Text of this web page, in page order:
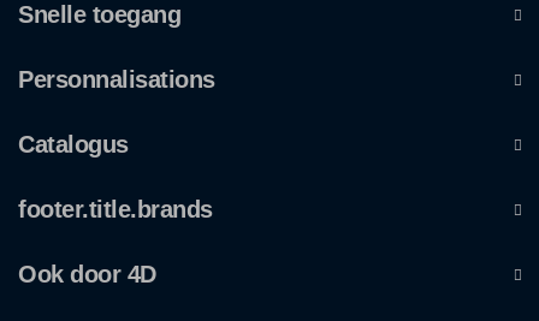
Snelle toegang
Personnalisations
Catalogus
footer.title.brands
Ook door 4D